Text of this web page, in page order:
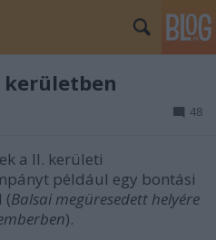
48
a II. kerületi
például egy bontási
(Balsai megüresedett helyére
).